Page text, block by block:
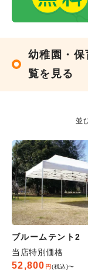
屋内で使用
1.8mからの
設営もかんた
よかったです
2022.5.8
購入者
設営のしや
す。ただ値
くれると嬉し
購入した
幼稚園・
覧を見る
並
ブルームテント2
当店特別価格
52,800 税込 〜